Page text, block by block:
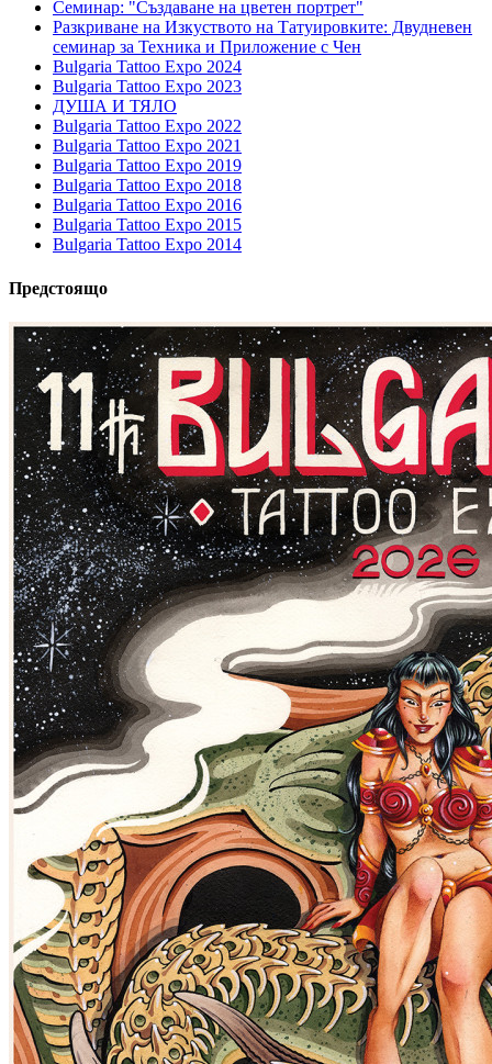
Семинар: "Създаване на цветен портрет"
Разкриване на Изкуството на Татуировките: Двудневен
семинар за Техника и Приложение с Чен
Bulgaria Tattoo Expo 2024
Bulgaria Tattoo Expo 2023
ДУША И ТЯЛО
Bulgaria Tattoo Expo 2022
Bulgaria Tattoo Expo 2021
Bulgaria Tattoo Expo 2019
Bulgaria Tattoo Expo 2018
Bulgaria Tattoo Expo 2016
Bulgaria Tattoo Expo 2015
Bulgaria Tattoo Expo 2014
Предстоящо